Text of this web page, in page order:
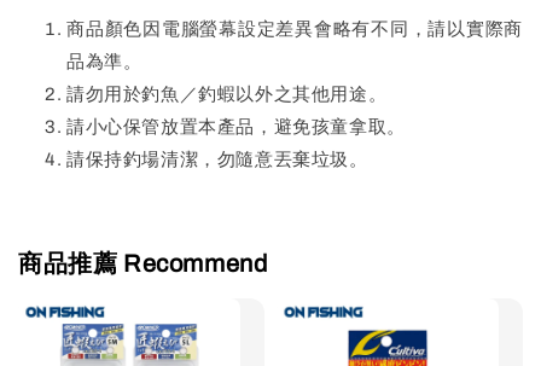
商品顏色因電腦螢幕設定差異會略有不同，請以實際商
品為準。
請勿用於釣魚／釣蝦以外之其他用途。
請小心保管放置本產品，避免孩童拿取。
請保持釣場清潔，勿隨意丟棄垃圾。
商品推薦 Recommend